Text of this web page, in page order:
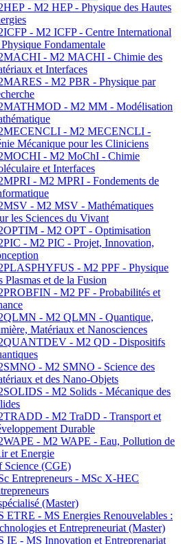
- M2 HEP - Physique des Hautes
- M2 ICFP - Centre International
Fondamentale
- M2 MACHI - Chimie des
et Interfaces
- M2 PBR - Physique par
- M2 MM - Modélisation
- M2 MECENCLI -
Mécanique pour les Cliniciens
- M2 MoChI - Chimie
et Interfaces
- M2 MPRI - Fondements de
- M2 MSV - Mathématiques
les Sciences du Vivant
- M2 OPT - Optimisation
- M2 PIC - Projet, Innovation,
- M2 PPF - Physique
Plasmas et de la Fusion
- M2 PF - Probabilités et
- M2 QLMN - Quantique,
Matériaux et Nanosciences
- M2 QD - Dispositifs
- M2 SMNO - Science des
et des Nano-Objets
- M2 Solids - Mécanique des
- M2 TraDD - Transport et
Durable
- M2 WAPE - Eau, Pollution de
et Energie
Science (CGE)
Entrepreneurs - MSc X-HEC
(Master)
ETRE - MS Energies Renouvelables :
et Entrepreneuriat (Master)
IE - MS Innovation et Entreprenariat